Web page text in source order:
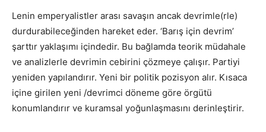
Lenin emperyalistler arası savaşın ancak devrimle(rle)
durdurabileceğinden hareket eder. ‘Barış için devrim’
şarttır yaklaşımı içindedir. Bu bağlamda teorik müdahale
ve analizlerle devrimin cebirini çözmeye çalışır. Partiyi
yeniden yapılandırır. Yeni bir politik pozisyon alır. Kısaca
içine girilen yeni /devrimci döneme göre örgütü
konumlandırır ve kuramsal yoğunlaşmasını derinleştirir.